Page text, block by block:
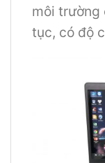
môi trường
tục, có độ